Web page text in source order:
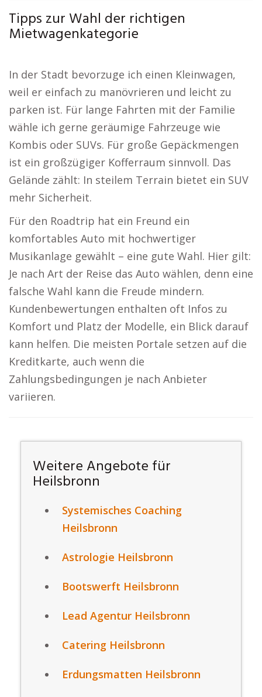
Tipps zur Wahl der richtigen
Mietwagenkategorie
In der Stadt bevorzuge ich einen Kleinwagen,
weil er einfach zu manövrieren und leicht zu
parken ist. Für lange Fahrten mit der Familie
wähle ich gerne geräumige Fahrzeuge wie
Kombis oder SUVs. Für große Gepäckmengen
ist ein großzügiger Kofferraum sinnvoll. Das
Gelände zählt: In steilem Terrain bietet ein SUV
mehr Sicherheit.
Für den Roadtrip hat ein Freund ein
komfortables Auto mit hochwertiger
Musikanlage gewählt – eine gute Wahl. Hier gilt:
Je nach Art der Reise das Auto wählen, denn eine
falsche Wahl kann die Freude mindern.
Kundenbewertungen enthalten oft Infos zu
Komfort und Platz der Modelle, ein Blick darauf
kann helfen. Die meisten Portale setzen auf die
Kreditkarte, auch wenn die
Zahlungsbedingungen je nach Anbieter
variieren.
Weitere Angebote für
Heilsbronn
Systemisches Coaching
Heilsbronn
Astrologie Heilsbronn
Bootswerft Heilsbronn
Lead Agentur Heilsbronn
Catering Heilsbronn
Erdungsmatten Heilsbronn